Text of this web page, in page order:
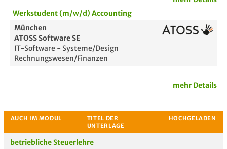
Passende Stellenanzeigen
Werkstudent (m/w/d) Accounting
München
ATOSS Software SE
IT-Software - Systeme/Design
Rechnungswesen/Finanzen
mehr Details
betriebliche Steuerlehre